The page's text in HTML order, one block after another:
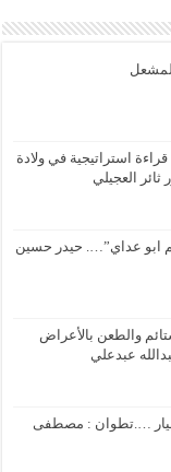
استراتيجية في ولادة
العجيلي
ابو عداي”…. حيدر حسين
والطعن بالأعراض
عبدعلي
….تطوان : مصطفى